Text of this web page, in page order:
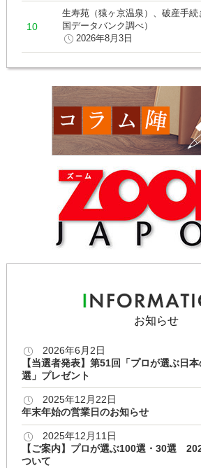
生寿苑（猿ヶ京温泉）、破産手
国データバンク調べ）
2026年8月3日
お知らせ
2026年6月2日
【当選者発表】第51回「プロが選ぶ日
選」プレゼント
2025年12月22日
年末年始の営業日のお知らせ
2025年12月11日
【ご案内】プロが選ぶ100選・30選
ついて